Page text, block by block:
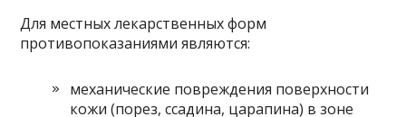
Для местных лекарственных форм
противопоказаниями являются:
механические повреждения поверхности
кожи (порез, ссадина, царапина) в зоне